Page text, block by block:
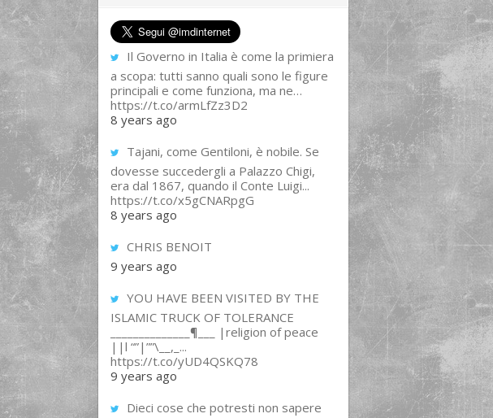
Il Governo in Italia è come la primiera
a scopa: tutti sanno quali sono le figure
principali e come funziona, ma ne…
https://t.co/armLfZz3D2
8 years ago
Tajani, come Gentiloni, è nobile. Se
dovesse succedergli a Palazzo Chigi,
era dal 1867, quando il Conte Luigi...
https://t.co/x5gCNARpgG
8 years ago
CHRIS BENOIT
9 years ago
YOU HAVE BEEN VISITED BY THE
ISLAMIC TRUCK OF TOLERANCE
______________¶___ |religion of peace
||l “”|””\__,_...
https://t.co/yUD4QSKQ78
9 years ago
Dieci cose che potresti non sapere